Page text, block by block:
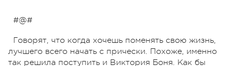
#@#
Говорят, что когда хочешь поменять свою жизнь,
лучшего всего начать с прически. Похоже, именно
так решила поступить и Виктория Боня. Как бы